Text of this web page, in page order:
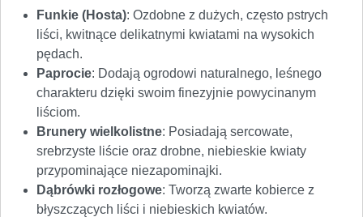
Funkie (Hosta): Ozdobne z dużych, często pstrych
liści, kwitnące delikatnymi kwiatami na wysokich
pędach.
Paprocie: Dodają ogrodowi naturalnego, leśnego
charakteru dzięki swoim finezyjnie powycinanym
liściom.
Brunery wielkolistne: Posiadają sercowate,
srebrzyste liście oraz drobne, niebieskie kwiaty
przypominające niezapominajki.
Dąbrówki rozłogowe: Tworzą zwarte kobierce z
błyszczących liści i niebieskich kwiatów.